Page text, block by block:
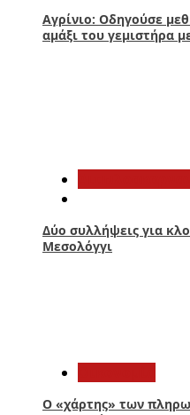
Αγρίνιο: Οδηγούσε
αμάξι του γεμιστήρα
Δύο συλλήψεις για
Μεσολόγγι
Ο «χάρτης» των